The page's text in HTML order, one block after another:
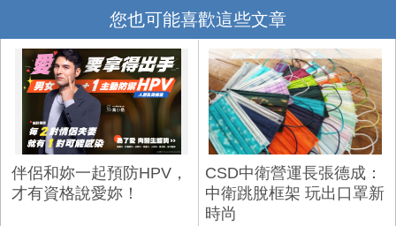
您也可能喜歡這些文章
伴侶和妳一起預防HPV，
才有資格說愛妳！
CSD中衛營運長張德成：
中衛跳脫框架 玩出口罩新
時尚